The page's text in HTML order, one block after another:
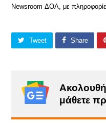
Newsroom ΔΟΛ, με
Tweet Share
μάθετε